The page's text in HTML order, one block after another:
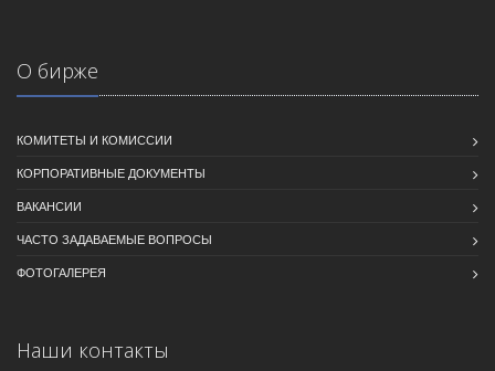
О бирже
КОМИТЕТЫ И КОМИССИИ
КОРПОРАТИВНЫЕ ДОКУМЕНТЫ
ВАКАНСИИ
ЧАСТО ЗАДАВАЕМЫЕ ВОПРОСЫ
ФОТОГАЛЕРЕЯ
Наши контакты